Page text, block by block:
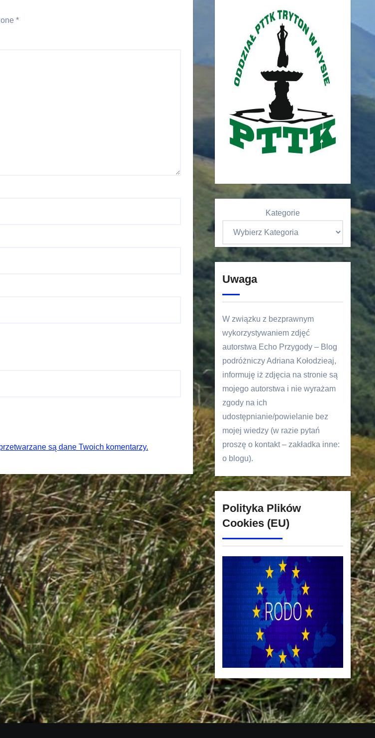
*
są dane Twoich komentarzy.
Kategorie
Uwaga
W związku z bezprawnym
wykorzystywaniem zdjęć
autorstwa Echo Przygody – Blog
podróżniczy Adriana Kołodzieaj,
informuję iż zdjęcia na stronie są
mojego autorstwa i nie wyrażam
zgody na ich
udostępnianie/powielanie bez
mojej wiedzy (w razie pytań
proszę o kontakt – zakładka inne:
o blogu).
Polityka Plików
Cookies (EU)